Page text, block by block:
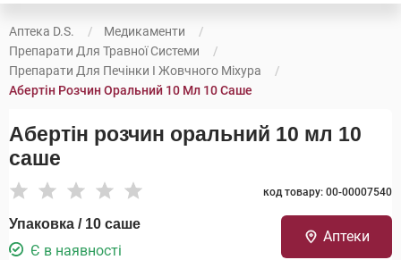
Аптека D.S.
Медикаменти
Препарати Для Травної Системи
Препарати Для Печінки І Жовчного Міхура
Абертін Розчин Оральний 10 Мл 10 Саше
Абертін розчин оральний 10 мл 10
саше
код товару: 00-00007540
Упаковка / 10 саше
Є в наявності
Аптеки